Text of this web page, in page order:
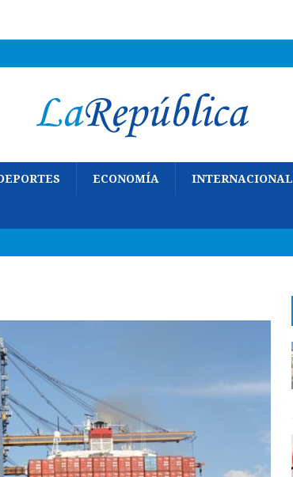
ECONOMÍA INTERNACIONAL